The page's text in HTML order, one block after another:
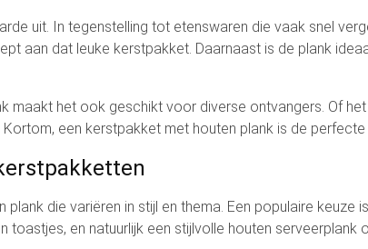
uit. In tegenstelling tot etenswaren die vaak snel
aan dat leuke kerstpakket. Daarnaast is de plank
maakt het ook geschikt voor diverse ontvangers. Of
een kerstpakket met houten plank is de
die variëren in stijl en thema. Een populaire
en natuurlijk een stijlvolle houten